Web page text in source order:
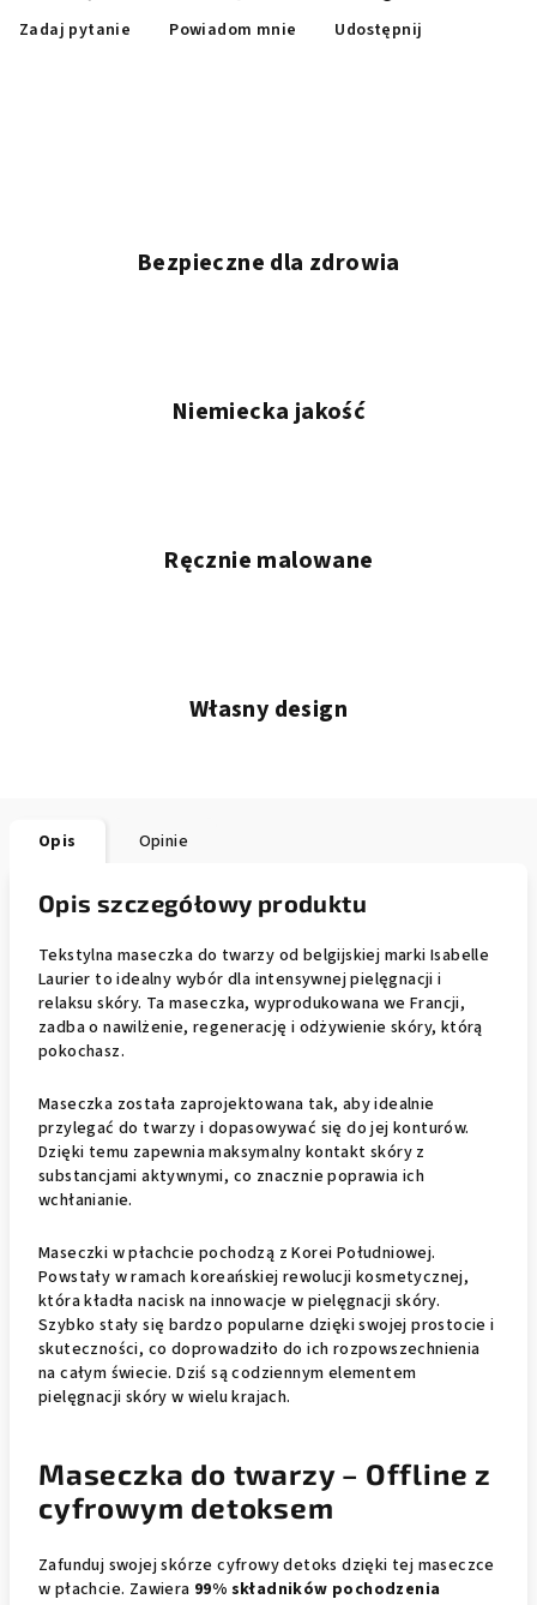
Zadaj pytanie Powiadom mnie Udostępnij
Bezpieczne dla zdrowia
Niemiecka jakość
Ręcznie malowane
Własny design
Opis Opinie
Opis szczegółowy produktu
Tekstylna maseczka do twarzy od belgijskiej marki Isabelle
Laurier to idealny wybór dla intensywnej pielęgnacji i
relaksu skóry. Ta maseczka, wyprodukowana we Francji,
zadba o nawilżenie, regenerację i odżywienie skóry, którą
pokochasz.
Maseczka została zaprojektowana tak, aby idealnie
przylegać do twarzy i dopasowywać się do jej konturów.
Dzięki temu zapewnia maksymalny kontakt skóry z
substancjami aktywnymi, co znacznie poprawia ich
wchłanianie.
Maseczki w płachcie pochodzą z Korei Południowej.
Powstały w ramach koreańskiej rewolucji kosmetycznej,
która kładła nacisk na innowacje w pielęgnacji skóry.
Szybko stały się bardzo popularne dzięki swojej prostocie i
skuteczności, co doprowadziło do ich rozpowszechnienia
na całym świecie. Dziś są codziennym elementem
pielęgnacji skóry w wielu krajach.
Maseczka do twarzy – Offline z
cyfrowym detoksem
Zafunduj swojej skórze cyfrowy detoks dzięki tej maseczce
w płachcie. Zawiera 99% składników pochodzenia